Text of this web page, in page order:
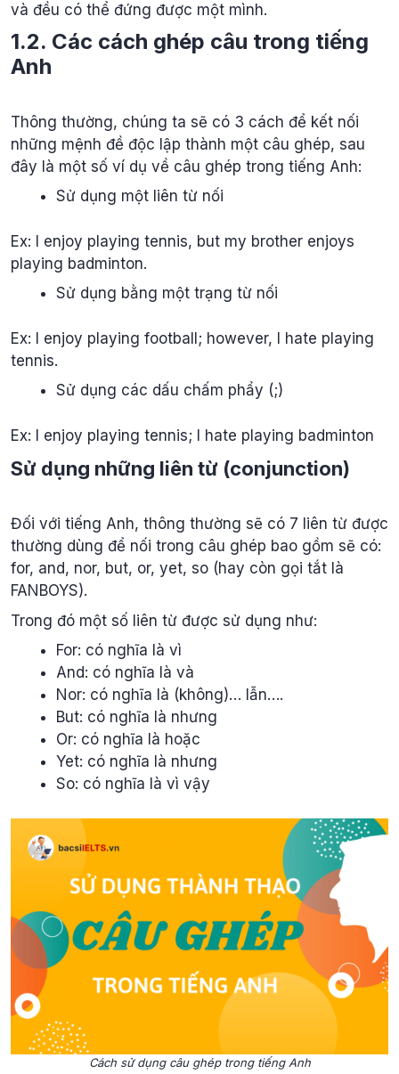
và đều có thể đứng được một mình.
1.2. Các cách ghép câu trong tiếng
Anh
Thông thường, chúng ta sẽ có 3 cách để kết nối
những mệnh đề độc lập thành một câu ghép, sau
đây là một số ví dụ về câu ghép trong tiếng Anh:
Sử dụng một liên từ nối
Ex: I enjoy playing tennis, but my brother enjoys
playing badminton.
Sử dụng bằng một trạng từ nối
Ex: I enjoy playing football; however, I hate playing
tennis.
Sử dụng các dấu chấm phẩy (;)
Ex: I enjoy playing tennis; I hate playing badminton
Sử dụng những liên từ (conjunction)
Đối với tiếng Anh, thông thường sẽ có 7 liên từ được
thường dùng để nối trong câu ghép bao gồm sẽ có:
for, and, nor, but, or, yet, so (hay còn gọi tắt là
FANBOYS).
Trong đó một số liên từ được sử dụng như:
For: có nghĩa là vì
And: có nghĩa là và
Nor: có nghĩa là (không)… lẫn….
But: có nghĩa là nhưng
Or: có nghĩa là hoặc
Yet: có nghĩa là nhưng
So: có nghĩa là vì vậy
Cách sử dụng câu ghép trong tiếng Anh